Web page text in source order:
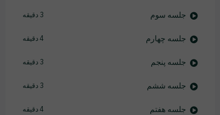
جلسه سوم 3 دقیقه
جلسه چهارم 4 دقیقه
جلسه پنجم 3 دقیقه
جلسه ششم 3 دقیقه
جلسه هفتم 4 دقیقه